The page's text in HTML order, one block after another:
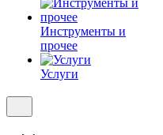
Инструменты и
прочее
Услуги